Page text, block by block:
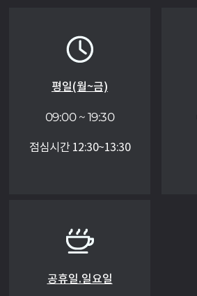
평일(월~금)
09:00 ~ 19:30
점심시간 12:30~13:30
공휴일.일요일